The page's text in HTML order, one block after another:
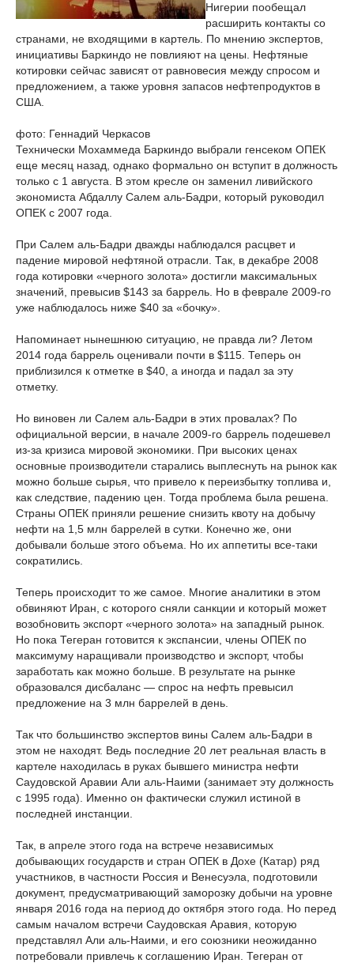
Нигерии пообещал
расширить контакты со
странами, не входящими в картель. По мнению экспертов,
инициативы Баркиндо не повлияют на цены. Нефтяные
котировки сейчас зависят от равновесия между спросом и
предложением, а также уровня запасов нефтепродуктов в
США.
фото: Геннадий Черкасов
Технически Мохаммеда Баркиндо выбрали генсеком ОПЕК
еще месяц назад, однако формально он вступит в должность
только с 1 августа. В этом кресле он заменил ливийского
экономиста Абдаллу Салем аль-Бадри, который руководил
ОПЕК с 2007 года.
При Салем аль-Бадри дважды наблюдался расцвет и
падение мировой нефтяной отрасли. Так, в декабре 2008
года котировки «черного золота» достигли максимальных
значений, превысив $143 за баррель. Но в феврале 2009-го
уже наблюдалось ниже $40 за «бочку».
Напоминает нынешнюю ситуацию, не правда ли? Летом
2014 года баррель оценивали почти в $115. Теперь он
приблизился к отметке в $40, а иногда и падал за эту
отметку.
Но виновен ли Салем аль-Бадри в этих провалах? По
официальной версии, в начале 2009-го баррель подешевел
из-за кризиса мировой экономики. При высоких ценах
основные производители старались выплеснуть на рынок как
можно больше сырья, что привело к переизбытку топлива и,
как следствие, падению цен. Тогда проблема была решена.
Страны ОПЕК приняли решение снизить квоту на добычу
нефти на 1,5 млн баррелей в сутки. Конечно же, они
добывали больше этого объема. Но их аппетиты все-таки
сократились.
Теперь происходит то же самое. Многие аналитики в этом
обвиняют Иран, с которого сняли санкции и который может
возобновить экспорт «черного золота» на западный рынок.
Но пока Тегеран готовится к экспансии, члены ОПЕК по
максимуму наращивали производство и экспорт, чтобы
заработать как можно больше. В результате на рынке
образовался дисбаланс — спрос на нефть превысил
предложение на 3 млн баррелей в день.
Так что большинство экспертов вины Салем аль-Бадри в
этом не находят. Ведь последние 20 лет реальная власть в
картеле находилась в руках бывшего министра нефти
Саудовской Аравии Али аль-Наими (занимает эту должность
с 1995 года). Именно он фактически служил истиной в
последней инстанции.
Так, в апреле этого года на встрече независимых
добывающих государств и стран ОПЕК в Дохе (Катар) ряд
участников, в частности Россия и Венесуэла, подготовили
документ, предусматривающий заморозку добычи на уровне
января 2016 года на период до октября этого года. Но перед
самым началом встречи Саудовская Аравия, которую
представлял Али аль-Наими, и его союзники неожиданно
потребовали привлечь к соглашению Иран. Тегеран от